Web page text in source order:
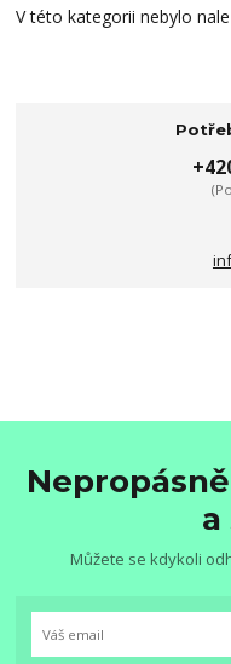
V této kategorii nebylo
a
Můžete se kdykoli